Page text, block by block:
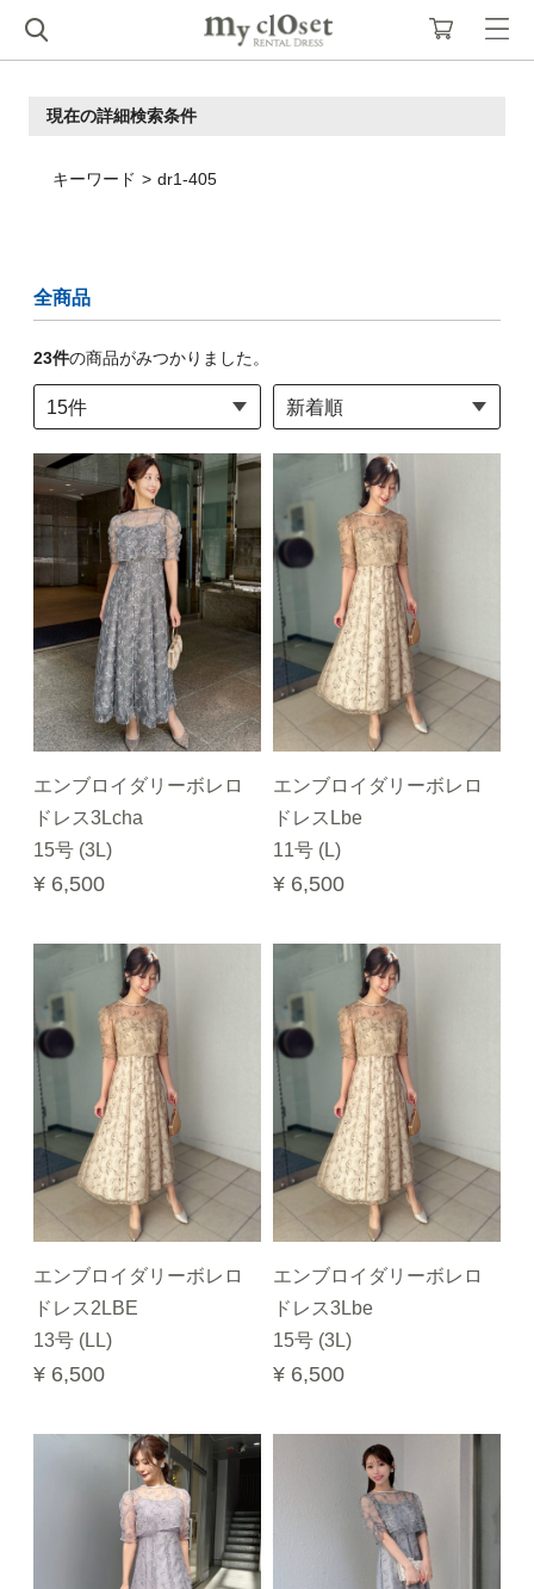
現在の詳細検索条件
キーワード dr1-405
全商品
23件の商品がみつかりました。
エンブロイダリーボレロ
ドレス3Lcha
15号 (3L)
¥ 6,500
エンブロイダリーボレロ
ドレスLbe
11号 (L)
¥ 6,500
エンブロイダリーボレロ
ドレス2LBE
13号 (LL)
¥ 6,500
エンブロイダリーボレロ
ドレス3Lbe
15号 (3L)
¥ 6,500